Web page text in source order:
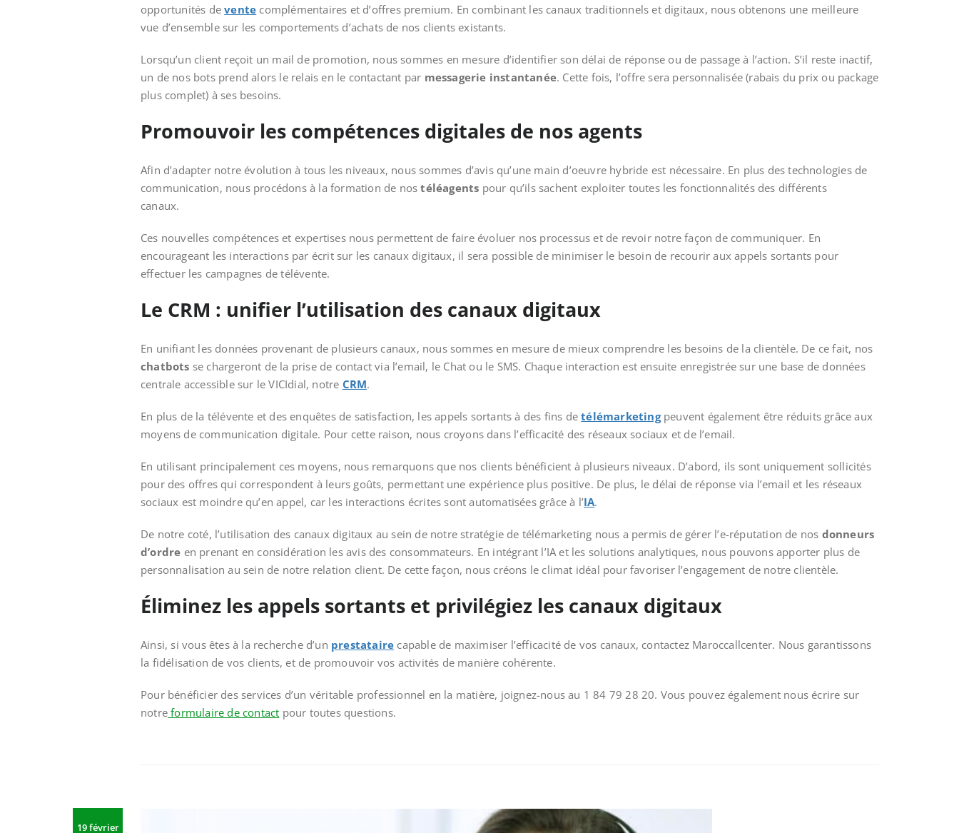
opportunités de vente complémentaires et d’offres premium. En combinant les canaux traditionnels et digitaux, nous obtenons une meilleure
vue d’ensemble sur les comportements d’achats de nos clients existants.
Lorsqu’un client reçoit un mail de promotion, nous sommes en mesure d’identifier son délai de réponse ou de passage à l’action. S’il reste inactif,
un de nos bots prend alors le relais en le contactant par messagerie instantanée. Cette fois, l’offre sera personnalisée (rabais du prix ou package
plus complet) à ses besoins.
Promouvoir les compétences digitales de nos agents
Afin d’adapter notre évolution à tous les niveaux, nous sommes d’avis qu’une main d’oeuvre hybride est nécessaire. En plus des technologies de
communication, nous procédons à la formation de nostéléagents pour qu’ils sachent exploiter toutes les fonctionnalités des différents
canaux.
Ces nouvelles compétences et expertises nous permettent de faire évoluer nos processus et de revoir notre façon de communiquer. En
encourageant les interactions par écrit sur les canaux digitaux, il sera possible de minimiser le besoin de recourir aux appels sortants pour
effectuer les campagnes de télévente.
Le CRM : unifier l’utilisation des canaux digitaux
En unifiant les données provenant de plusieurs canaux, nous sommes en mesure de mieux comprendre les besoins de la clientèle. De ce fait, nos
chatbots se chargeront de la prise de contact via l’email, le Chat ou le SMS. Chaque interaction est ensuite enregistrée sur une base de données
centrale accessible sur le VICIdial, notre CRM.
En plus de la télévente et des enquêtes de satisfaction, les appels sortants à des fins detélémarketing peuvent également être réduits grâce aux
moyens de communication digitale. Pour cette raison, nous croyons dans l’efficacité des réseaux sociaux et de l’email.
En utilisant principalement ces moyens, nous remarquons que nos clients bénéficient à plusieurs niveaux. D’abord, ils sont uniquement sollicités
pour des offres qui correspondent à leurs goûts, permettant une expérience plus positive. De plus, le délai de réponse via l’email et les réseaux
sociaux est moindre qu’en appel, car les interactions écrites sont automatisées grâce à l’IA.
De notre coté, l’utilisation des canaux digitaux au sein de notre stratégie de télémarketing nous a permis de gérer l’e-réputation de nos donneurs
d’ordre en prenant en considération les avis des consommateurs. En intégrant l’IA et les solutions analytiques, nous pouvons apporter plus de
personnalisation au sein de notre relation client. De cette façon, nous créons le climat idéal pour favoriser l’engagement de notre clientèle.
Éliminez les appels sortants et privilégiez les canaux digitaux
Ainsi, si vous êtes à la recherche d’un prestataire capable de maximiser l’efficacité de vos canaux, contactez Maroccallcenter. Nous garantissons
la fidélisation de vos clients, et de promouvoir vos activités de manière cohérente.
Pour bénéficier des services d’un véritable professionnel en la matière, joignez-nous au 1 84 79 28 20. Vous pouvez également nous écrire sur
notre formulaire de contact pour toutes questions.
19 février